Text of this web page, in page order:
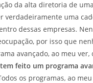
da alta diretoria de
verdadeiramente uma
dessas empresas.
por isso que
avançado, ao meu ver,
feito um programa
os programas, ao